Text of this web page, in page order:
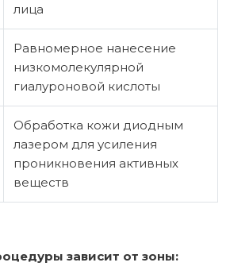
лица
Равномерное нанесение
низкомолекулярной
гиалуроновой кислоты
Обработка кожи диодным
лазером для усиления
проникновения активных
веществ
зависит от зоны: